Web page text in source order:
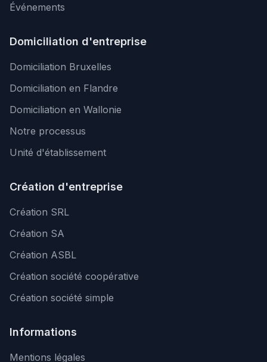
Événements
Domiciliation d'entreprise
Domiciliation Bruxelles
Domiciliation en Flandre
Domiciliation en Wallonie
Notre processus
Unité d'établissement
Création d'entreprise
Création SRL
Création SA
Création ASBL
Création société coopérative
Création société simple
Informations
Mentions légales